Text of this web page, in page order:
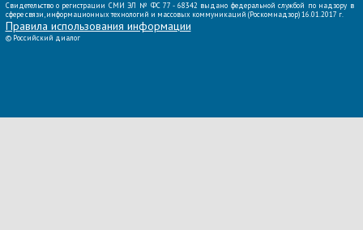
Свидетельство о регистрации СМИ ЭЛ № ФС 77 - 68342 выдано федеральной службой по надзору в
сфере связи, информационных технологий и массовых коммуникаций (Роскомнадзор) 16.01.2017 г.
Правила использования информации
© Российский диалог